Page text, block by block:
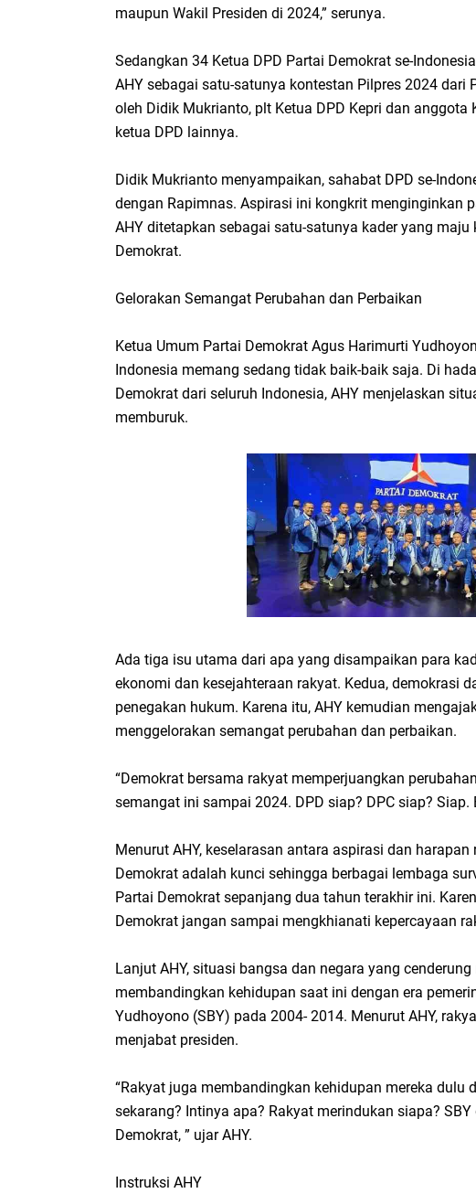
maupun Wakil Presiden di 2024,” serunya.
Sedangkan 34 Ketua DPD Partai Demokrat se-
AHY sebagai satu-satunya kontestan Pilpres 2024 dari
oleh Didik Mukrianto, plt Ketua DPD Kepri dan anggota
ketua DPD lainnya.
Didik Mukrianto menyampaikan, sahabat DPD se-
dengan Rapimnas. Aspirasi ini kongkrit menginginkan
AHY ditetapkan sebagai satu-satunya kader yang
Demokrat.
Gelorakan Semangat Perubahan dan Perbaikan
Ketua Umum Partai Demokrat Agus Harimurti
Indonesia memang sedang tidak baik-baik saja. Di
Demokrat dari seluruh Indonesia, AHY menjelaskan
memburuk.
Ada tiga isu utama dari apa yang disampaikan para
ekonomi dan kesejahteraan rakyat. Kedua, demokrasi
penegakan hukum. Karena itu, AHY kemudian
menggelorakan semangat perubahan dan perbaikan.
“Demokrat bersama rakyat memperjuangkan
semangat ini sampai 2024. DPD siap? DPC siap? Siap.
Menurut AHY, keselarasan antara aspirasi dan
Demokrat adalah kunci sehingga berbagai lembaga
Partai Demokrat sepanjang dua tahun terakhir ini.
Demokrat jangan sampai mengkhianati kepercayaan
Lanjut AHY, situasi bangsa dan negara yang
membandingkan kehidupan saat ini dengan era
Yudhoyono (SBY) pada 2004- 2014. Menurut AHY,
menjabat presiden.
“Rakyat juga membandingkan kehidupan mereka dulu
sekarang? Intinya apa? Rakyat merindukan siapa?
Demokrat, ” ujar AHY.
Instruksi AHY